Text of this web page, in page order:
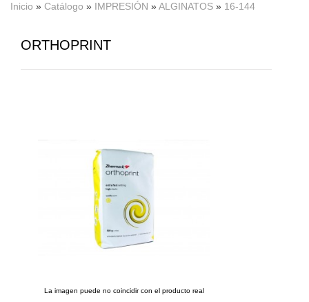
Inicio » Catálogo » IMPRESIÓN »ALGINATOS » 16-144
ORTHOPRINT
La imagen puede no coincidir con el producto real